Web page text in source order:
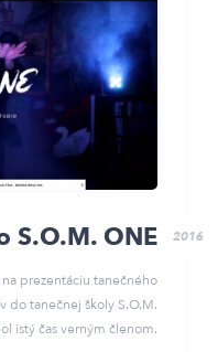
2016
S.O.M. ONE
prezentáciu tanečného
do tanečnej školy S.O.M.
istý čas verným členom.